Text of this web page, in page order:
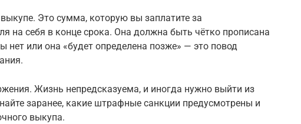
Это сумма, которую вы заплатите за
на себя в конце срока. Она должна быть чётко прописана
нет или она «будет определена позже» — это повод
Жизнь непредсказуема, и иногда нужно выйти из
заранее, какие штрафные санкции предусмотрены и
выкупа.